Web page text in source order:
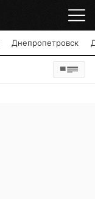
Днепропетровск